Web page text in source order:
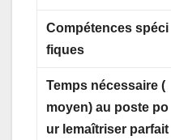
Compétences spéci
fiques
Temps nécessaire (
moyen) au poste po
ur lemaîtriser parfait